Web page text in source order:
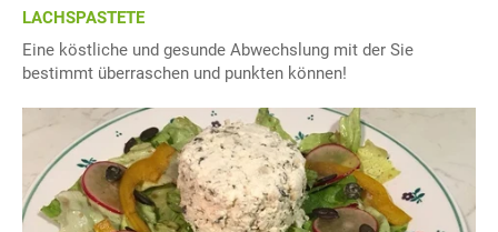
LACHSPASTETE
Eine köstliche und gesunde Abwechslung mit der Sie
bestimmt überraschen und punkten können!